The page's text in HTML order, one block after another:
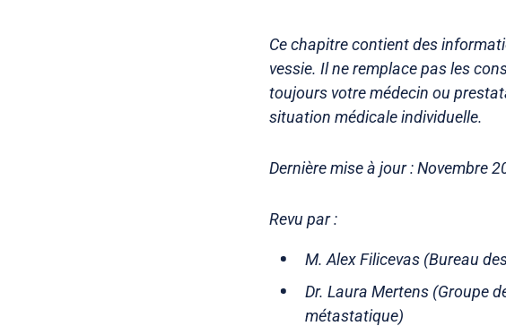
Ce chapitre contient des
vessie. Il ne remplace pas les
toujours votre médecin ou
situation médicale individuelle.
Dernière mise à jour : Novembre
Revu par :
M. Alex Filicevas (Bureau
Dr. Laura Mertens (Groupe
métastatique)